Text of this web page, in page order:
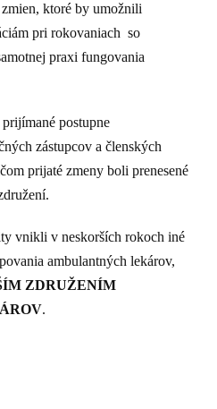
ktoré by umožnili
pri rokovaniach so
praxi fungovania
postupne
zástupcov a členských
prijaté zmeny boli prenesené
vnikli v neskorších rokoch iné
ambulantných lekárov,
ZDRUŽENÍM
.